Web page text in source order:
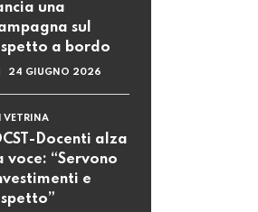
una
sul
a bordo
24 GIUGNO 2026
VETRINA
Docenti alza
voce: “Servono
e